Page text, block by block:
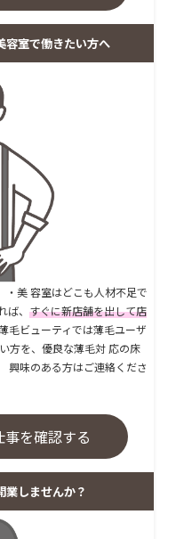
容室で働きたい方へ
・美 容室はどこも人材不足で
、 すぐに新店舗を出して店
毛ビューティでは薄毛ユーザ
方を、優良な薄毛対 応の床
興味のある方はご連絡くださ
を確認する
業しませんか？